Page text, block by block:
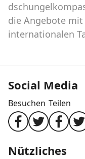
die Angebote
internationalen
Social Media
Besuchen Teilen
Nützliches